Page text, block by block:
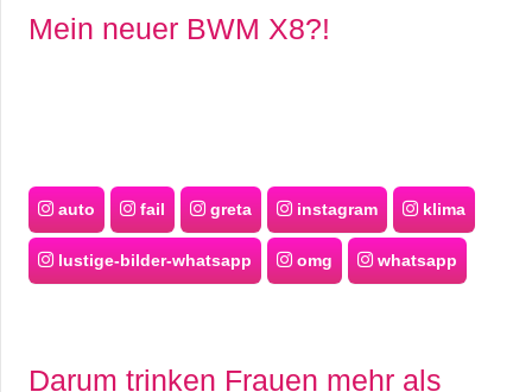
Mein neuer BWM X8?!
auto fail greta instagram klima
lustige-bilder-whatsapp omg whatsapp
Darum trinken Frauen mehr als